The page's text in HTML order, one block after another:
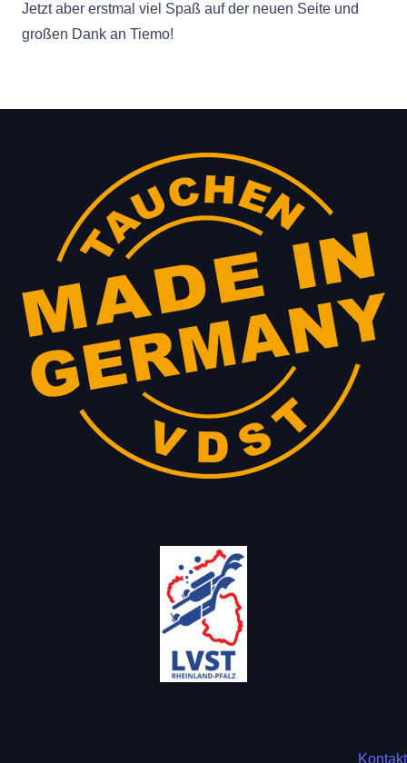
Jetzt aber erstmal viel Spaß auf der neuen Seite und
großen Dank an Tiemo!
Kontakt